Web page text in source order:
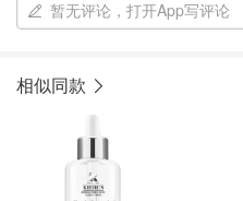
暂无评论，打开App写评论
相似同款